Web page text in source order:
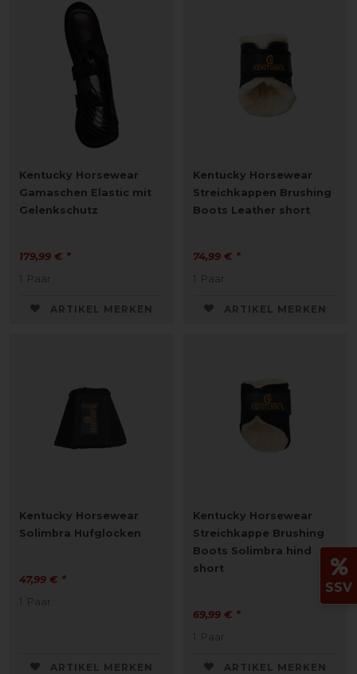
Kentucky Horsewear
Gamaschen Elastic mit
Gelenkschutz
179,99 € *
1 Paar
ARTIKEL MERKEN
Kentucky Horsewear
Streichkappen Brushing
Boots Leather short
74,99 € *
1 Paar
ARTIKEL MERKEN
Kentucky Horsewear
Solimbra Hufglocken
47,99 € *
1 Paar
ARTIKEL MERKEN
Kentucky Horsewear
Streichkappe Brushing
Boots Solimbra hind
short
69,99 € *
1 Paar
ARTIKEL MERKEN
SSV